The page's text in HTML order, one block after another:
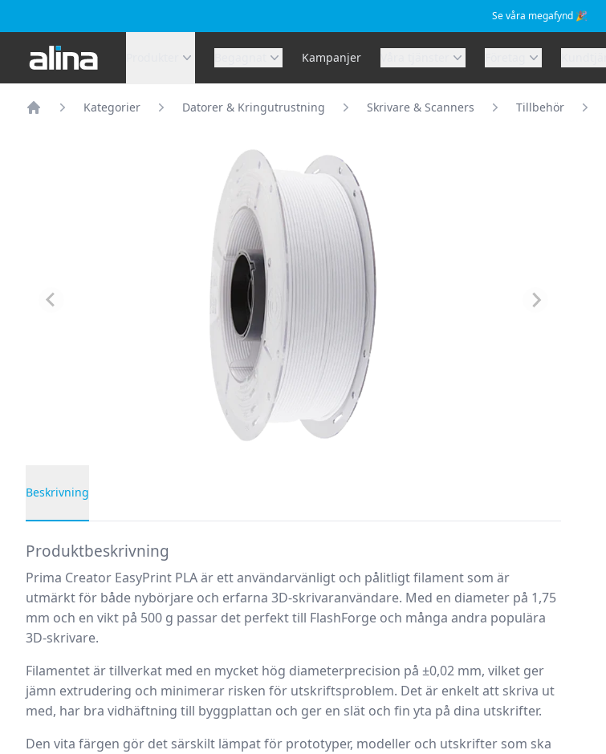
Se våra megafynd 🎉
Alina.se Kampanjer
Kategorier Datorer & Kringutrustning Skrivare & Scanners Tillbehör
Beskrivning
Produktbeskrivning
Prima Creator EasyPrint PLA är ett användarvänligt och pålitligt filament som är
utmärkt för både nybörjare och erfarna 3D-skrivaranvändare. Med en diameter på 1,75
mm och en vikt på 500 g passar det perfekt till FlashForge och många andra populära
3D-skrivare.
Filamentet är tillverkat med en mycket hög diameterprecision på ±0,02 mm, vilket ger
jämn extrudering och minimerar risken för utskriftsproblem. Det är enkelt att skriva ut
med, har bra vidhäftning till byggplattan och ger en slät och fin yta på dina utskrifter.
Den vita färgen gör det särskilt lämpat för prototyper, modeller och utskrifter som ska